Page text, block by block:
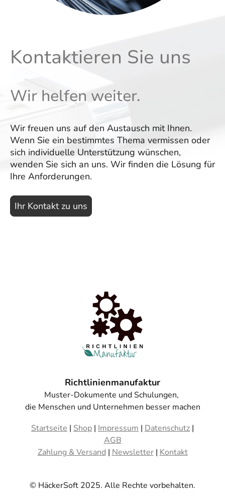
Kontaktieren Sie uns
Wir helfen weiter.
Wir freuen uns auf den Austausch mit Ihnen.
Wenn Sie ein bestimmtes Thema vermissen oder
sich individuelle Unterstützung wünschen,
wenden Sie sich an uns. Wir finden die Lösung für
Ihre Anforderungen.
Ihr Kontakt zu uns
Richtlinienmanufaktur
Muster-Dokumente und Schulungen,
die Menschen und Unternehmen besser machen
Startseite | Shop | Impressum | Datenschutz |
AGB
Zahlung & Versand | Newsletter| Kontakt
© HäckerSoft 2025. Alle Rechte vorbehalten.